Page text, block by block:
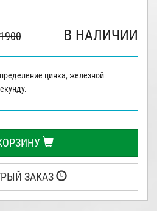
В НАЛИЧИИ
цинка, железной
ЗАКАЗ